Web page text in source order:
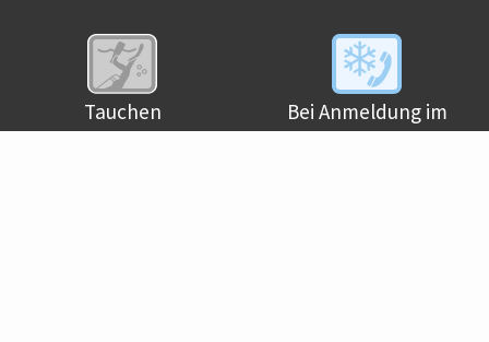
Tauchen
Bei Anmeldung im
Winter geöffnet